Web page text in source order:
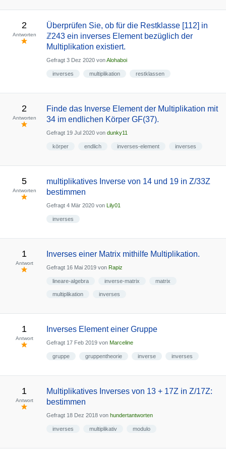
2
Antworten
Überprüfen Sie, ob für die Restklasse [112] in
ℤ243 ein inverses Element bezüglich der
Multiplikation existiert.
Gefragt 3 Dez 2020 vonAlohaboi
inverses multiplikation restklassen
2
Antworten
Finde das Inverse Element der Multiplikation mit
34 im endlichen Körper GF(37).
Gefragt 19 Jul 2020 von dunky11
körper endlich inverses-element inverses
5
Antworten
multiplikatives Inverse von 14 und 19 in Z/33Z
bestimmen
Gefragt 4 Mär 2020 von Lily01
inverses
1
Antwort
Inverses einer Matrix mithilfe Multiplikation.
Gefragt 16 Mai 2019 von Rapiz
lineare-algebra inverse-matrix matrix
multiplikation inverses
1
Antwort
Inverses Element einer Gruppe
Gefragt 17 Feb 2019 von Marceline
gruppe gruppentheorie inverse inverses
1
Antwort
Multiplikatives Inverses von 13 + 17Z in Z/17Z:
bestimmen
Gefragt 18 Dez 2018 von hundertantworten
inverses multiplikativ modulo